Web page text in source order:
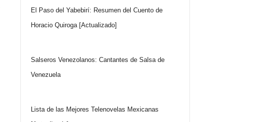
El Paso del Yabebirí: Resumen del Cuento de
Horacio Quiroga [Actualizado]
Salseros Venezolanos: Cantantes de Salsa de
Venezuela
Lista de las Mejores Telenovelas Mexicanas